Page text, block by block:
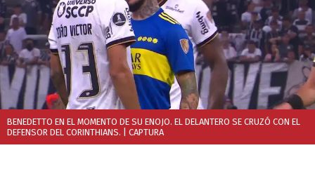
BENEDETTO EN EL MOMENTO DE SU ENOJO. EL DELANTERO SE CRUZÓ CON EL
DEFENSOR DEL CORINTHIANS. | CAPTURA